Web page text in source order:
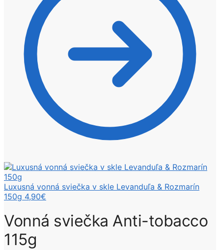
Luxusná vonná sviečka v skle Levanduľa & Rozmarín
150g 4,90€
Vonná sviečka Anti-tobacco
115g